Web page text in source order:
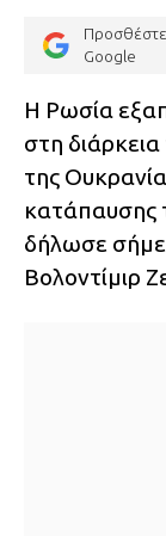
Google
Η Ρωσία
στη
της
κατάπαυσης
δήλωσε
Βολοντίμιρ